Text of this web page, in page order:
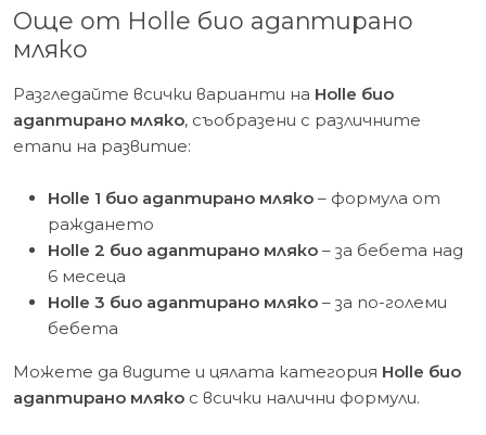
Още от Holle био адаптирано
мляко
Разгледайте всички варианти на Holle био
адаптирано мляко, съобразени с различните
етапи на развитие:
Holle 1 био адаптирано мляко – формула от
раждането
Holle 2 био адаптирано мляко – за бебета над
6 месеца
Holle 3 био адаптирано мляко – за по-големи
бебета
Можете да видите и цялата категория Holle био
адаптирано мляко с всички налични формули.